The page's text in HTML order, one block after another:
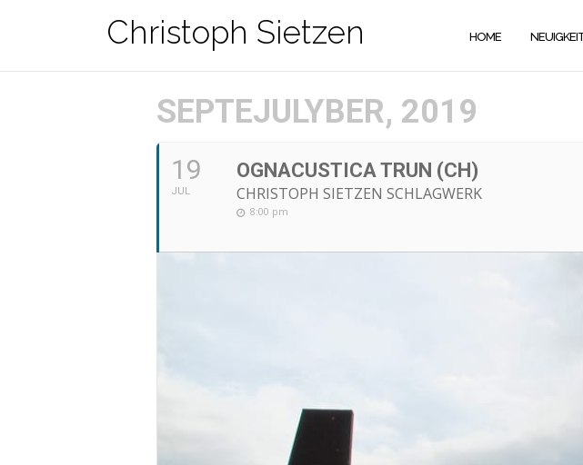
Christoph Sietzen HOME
SEPTEJULYBER, 2019
19
JUL
OGNACUSTICA TRUN (CH)
CHRISTOPH SIETZEN SCHLAGWERK
8:00 pm